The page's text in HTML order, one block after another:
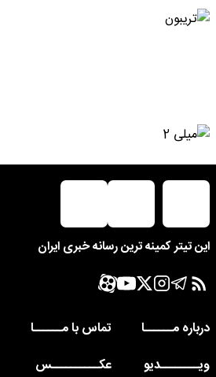
این تیتر کمینه ترین رسانه خبری ایران
درباره مــــــا
تماس با مــــــا
ویــــــــدیو
عکــــــــــس